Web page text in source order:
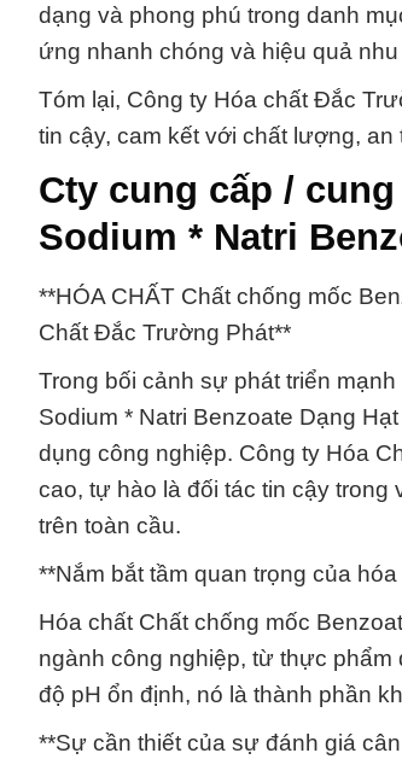
dạng và phong phú trong danh
ứng nhanh chóng và hiệu quả
Tóm lại, Công ty Hóa chất Đắc
tin cậy, cam kết với chất lượng,
Cty cung cấp /
Sodium * Natri
**HÓA CHẤT Chất chống mốc
Chất Đắc Trường Phát**
Trong bối cảnh sự phát triển
Sodium * Natri Benzoate Dạng
dụng công nghiệp. Công ty Hóa
cao, tự hào là đối tác tin cậy
trên toàn cầu.
**Nắm bắt tầm quan trọng của
Hóa chất Chất chống mốc
ngành công nghiệp, từ thực
độ pH ổn định, nó là thành phần
**Sự cần thiết của sự đánh giá